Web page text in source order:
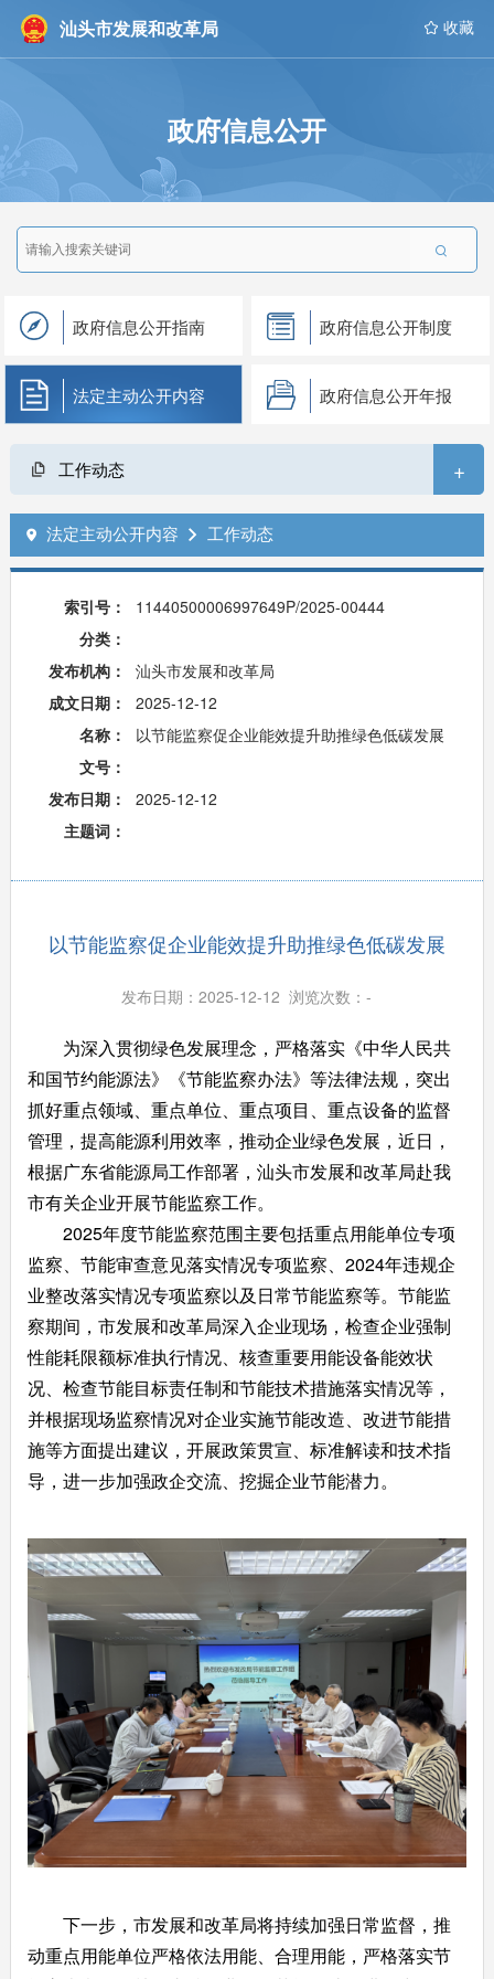
汕头市发展和改革局  收藏
政府信息公开

政府信息公开指南 政府信息公开制度
法定主动公开内容 政府信息公开年报
工作动态 +
 法定主动公开内容  工作动态
索引号：
11440500006997649P/2025-00444
分类：
发布机构：
汕头市发展和改革局
成文日期：
2025-12-12
名称：
以节能监察促企业能效提升助推绿色低碳发展
文号：
发布日期：
2025-12-12
主题词：
以节能监察促企业能效提升助推绿色低碳发展
发布日期：2025-12-12 浏览次数：-
为深入贯彻绿色发展理念，严格落实《中华人民共
和国节约能源法》《节能监察办法》等法律法规，突出
抓好重点领域、重点单位、重点项目、重点设备的监督
管理，提高能源利用效率，推动企业绿色发展，近日，
根据广东省能源局工作部署，汕头市发展和改革局赴我
市有关企业开展节能监察工作。
2025年度节能监察范围主要包括重点用能单位专项
监察、节能审查意见落实情况专项监察、2024年违规企
业整改落实情况专项监察以及日常节能监察等。节能监
察期间，市发展和改革局深入企业现场，检查企业强制
性能耗限额标准执行情况、核查重要用能设备能效状
况、检查节能目标责任制和节能技术措施落实情况等，
并根据现场监察情况对企业实施节能改造、改进节能措
施等方面提出建议，开展政策贯宣、标准解读和技术指
导，进一步加强政企交流、挖掘企业节能潜力。
下一步，市发展和改革局将持续加强日常监督，推
动重点用能单位严格依法用能、合理用能，严格落实节